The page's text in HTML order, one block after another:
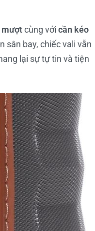
mượtcùng với cần kéo
sân bay, chiếc vali vẫn
lại sự tự tin và tiện